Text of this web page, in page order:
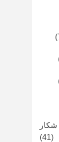
(41)